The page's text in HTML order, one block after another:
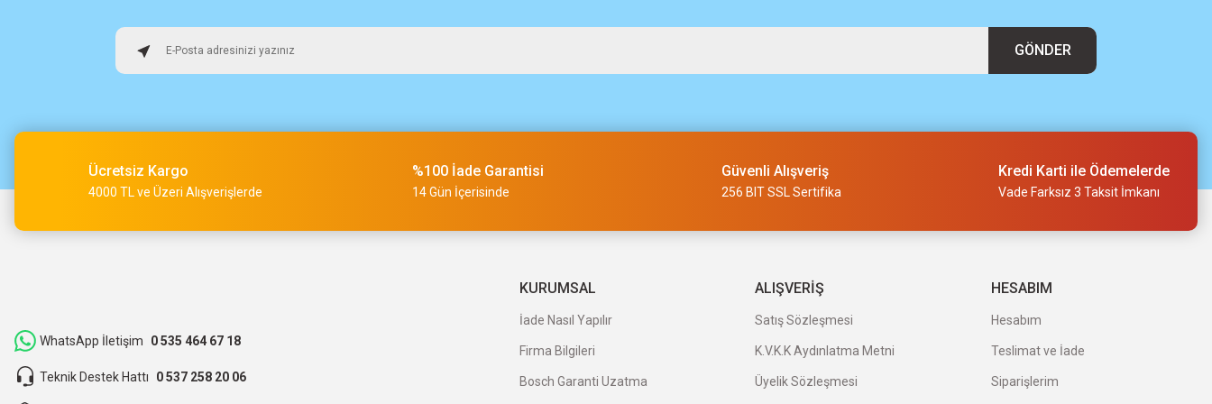
Osman Alper | 15/05/2026
Müşteri iletişimi kusursuz birde ürün siparişini veriyoruz teslimi 24 saat sürmüyor
ilgili satıcı,güzel paketleme,hızlı kargolama. sıkıntısız bir alışveriş oldu.
GÖNDER
Ücretsiz Kargo
4000 TL ve Üzeri Alışverişlerde
%100 İade Garantisi
14 Gün İçerisinde
Güvenli Alışveriş
256 BIT SSL Sertifika
Kredi Karti ile Ödemelerde
Vade Farksız 3 Taksit İmkanı
WhatsApp İletişim 0 535 464 67 18
Teknik Destek Hattı 0 537 258 20 06
KURUMSAL
İade Nasıl Yapılır
Firma Bilgileri
Bosch Garanti Uzatma
ALIŞVERİŞ
Satış Sözleşmesi
K.V.K.K Aydınlatma Metni
Üyelik Sözleşmesi
HESABIM
Hesabım
Teslimat ve İade
Siparişlerim